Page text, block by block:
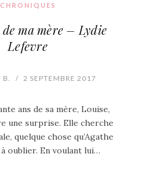
CHRONIQUES
de ma mère – Lydie
Lefevre
B. / 2 SEPTEMBRE 2017
ans de sa mère, Louise,
une surprise. Elle cherche
quelque chose qu’Agathe
oublier. En voulant lui…